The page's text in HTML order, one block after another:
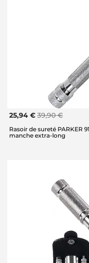
25,94 € 39,90 €
Rasoir de sureté PARKER
manche extra-long